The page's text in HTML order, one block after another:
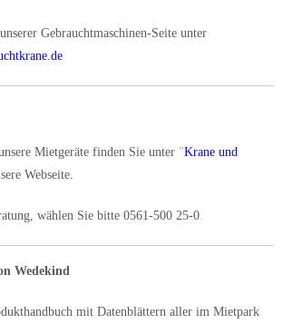
Gebrauchtmaschinen-Seite unter
Mietgeräte finden Sie unter "Krane und
Webseite.
wählen Sie bitte 0561-500 25-0
Wedekind
mit Datenblättern aller im Mietpark